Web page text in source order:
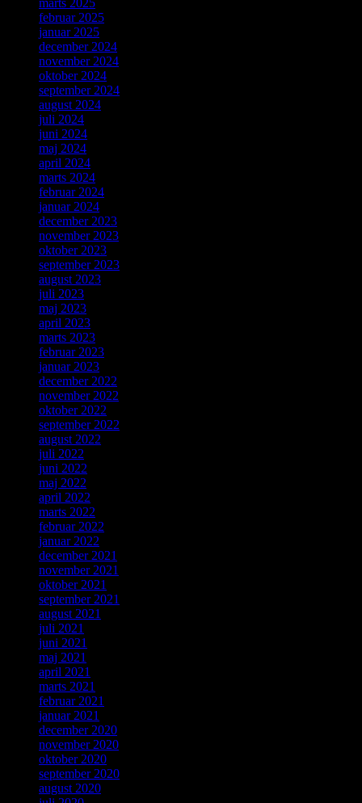
marts 2025
februar 2025
januar 2025
december 2024
november 2024
oktober 2024
september 2024
august 2024
juli 2024
juni 2024
maj 2024
april 2024
marts 2024
februar 2024
januar 2024
december 2023
november 2023
oktober 2023
september 2023
august 2023
juli 2023
maj 2023
april 2023
marts 2023
februar 2023
januar 2023
december 2022
november 2022
oktober 2022
september 2022
august 2022
juli 2022
juni 2022
maj 2022
april 2022
marts 2022
februar 2022
januar 2022
december 2021
november 2021
oktober 2021
september 2021
august 2021
juli 2021
juni 2021
maj 2021
april 2021
marts 2021
februar 2021
januar 2021
december 2020
november 2020
oktober 2020
september 2020
august 2020